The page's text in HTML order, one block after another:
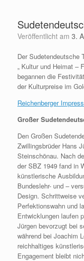
springen
Veröffentlicht am 3.
Der Sudetendeutsche
„ Kultur und Heimat –
begannen die
der Kulturpreise im
Reichenberger
Großer
Den Großen
Zwillingsbrüder Hans
Steinschönau. Nach
der SBZ 1949 fand in
künstlerische
Bundeslehr- und –
Design. Schrittweise
Perfektionswahn und
Entwicklungen laufen
Jürgen bevorzugt bei
während bei Joachim
reichhaltiges
Engagement bleibt